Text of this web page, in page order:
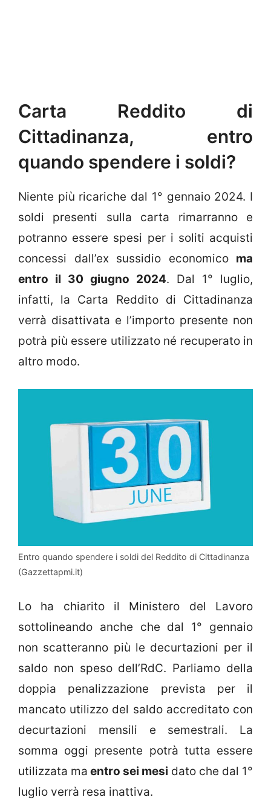
Carta Reddito di
Cittadinanza, entro
quando spendere i soldi?
Niente più ricariche dal 1° gennaio 2024. I
soldi presenti sulla carta rimarranno e
potranno essere spesi per i soliti acquisti
concessi dall’ex sussidio economico ma
entro il 30 giugno 2024. Dal 1° luglio,
infatti, la Carta Reddito di Cittadinanza
verrà disattivata e l’importo presente non
potrà più essere utilizzato né recuperato in
altro modo.
Entro quando spendere i soldi del Reddito di Cittadinanza
(Gazzettapmi.it)
Lo ha chiarito il Ministero del Lavoro
sottolineando anche che dal 1° gennaio
non scatteranno più le decurtazioni per il
saldo non speso dell’RdC. Parliamo della
doppia penalizzazione prevista per il
mancato utilizzo del saldo accreditato con
decurtazioni mensili e semestrali. La
somma oggi presente potrà tutta essere
utilizzata ma entro sei mesi dato che dal 1°
luglio verrà resa inattiva.